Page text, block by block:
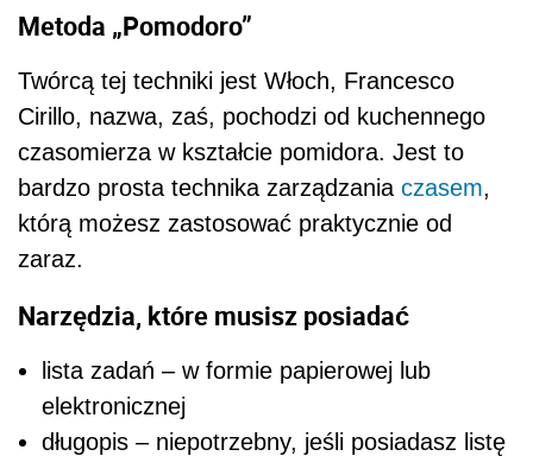
Metoda „Pomodoro”
Twórcą tej techniki jest Włoch, Francesco
Cirillo, nazwa, zaś, pochodzi od kuchennego
czasomierza w kształcie pomidora. Jest to
bardzo prosta technika zarządzania czasem,
którą możesz zastosować praktycznie od
zaraz.
Narzędzia, które musisz posiadać
lista zadań – w formie papierowej lub
elektronicznej
długopis – niepotrzebny, jeśli posiadasz listę